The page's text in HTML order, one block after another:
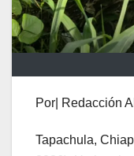
Por| Redacción
Tapachula,